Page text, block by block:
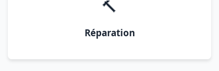
🔨
Réparation